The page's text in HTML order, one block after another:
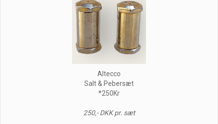
Altecco
Salt & Pebersæt
*250Kr
250,- DKK pr. sæt